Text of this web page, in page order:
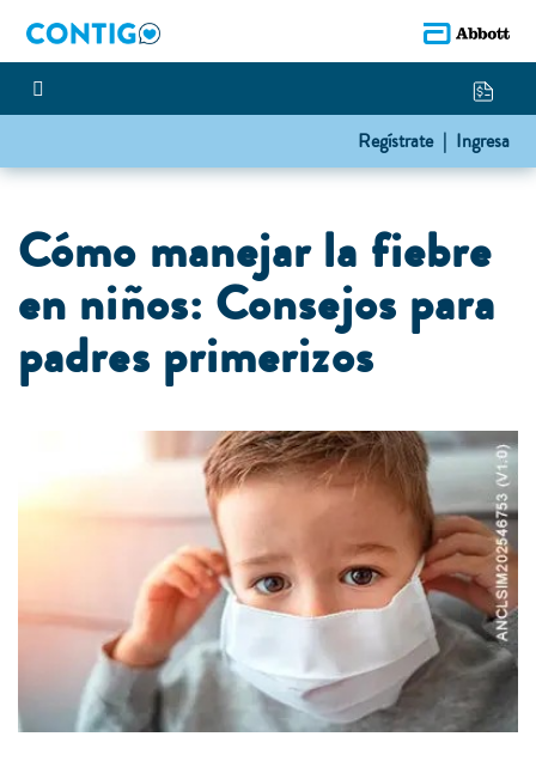
Regístrate | Ingresa
Cómo manejar la fiebre
en niños: Consejos para
padres primerizos